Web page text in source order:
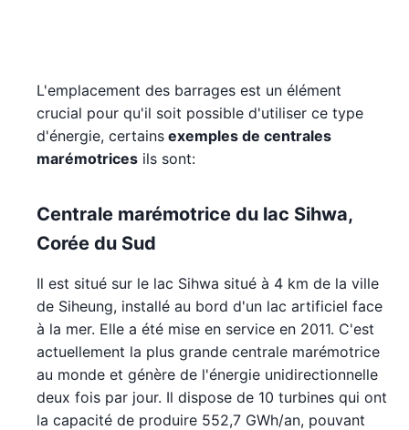
L'emplacement des barrages est un élément
crucial pour qu'il soit possible d'utiliser ce type
d'énergie, certains exemples de centrales
marémotrices ils sont:
Centrale marémotrice du lac Sihwa,
Corée du Sud
Il est situé sur le lac Sihwa situé à 4 km de la ville
de Siheung, installé au bord d'un lac artificiel face
à la mer. Elle a été mise en service en 2011. C'est
actuellement la plus grande centrale marémotrice
au monde et génère de l'énergie unidirectionnelle
deux fois par jour. Il dispose de 10 turbines qui ont
la capacité de produire 552,7 GWh/an, pouvant